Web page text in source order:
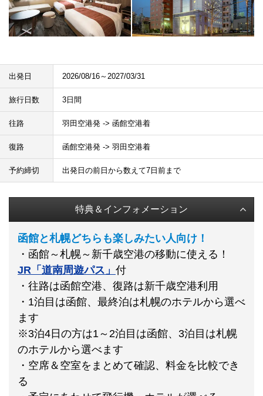
出発日 2026/08/16～2027/03/31
旅行日数 3日間
往路 羽田空港発 -> 函館空港着
復路 函館空港発 -> 羽田空港着
予約締切 出発日の前日から数えて7日前まで
特典＆インフォメーション
函館と札幌どちらも楽しみたい人向け！
・函館～札幌～新千歳空港の移動に使える！
JR「道南周遊パス」 付
・往路は函館空港、復路は新千歳空港利用
・1泊目は函館、最終泊は札幌のホテルから選べ
ます
※3泊4日の方は1～2泊目は函館、3泊目は札幌
のホテルから選べます
・空席＆空室をまとめて確認、料金を比較でき
る